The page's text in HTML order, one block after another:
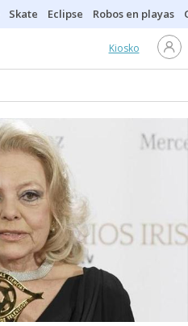
Skate Eclipse Robos en playas
Kiosko